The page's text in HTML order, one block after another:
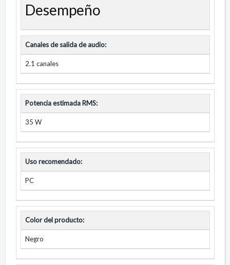
Desempeño
Canales de salida de audio:
2.1 canales
Potencia estimada RMS:
35 W
Uso recomendado:
PC
Color del producto:
Negro